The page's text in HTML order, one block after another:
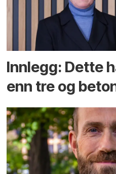
Innlegg: Dette
enn tre og